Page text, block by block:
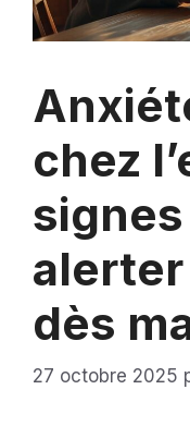
chez
dès
27 octobre 2025